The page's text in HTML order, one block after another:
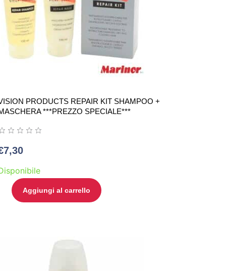
PRODUCTS REPAIR KIT SHAMPOO +
***PREZZO SPECIALE***
7,30
Aggiungi al carrello